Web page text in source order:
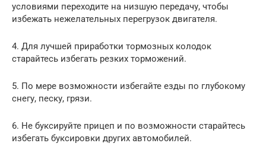
условиями переходите на низшую передачу, чтобы
избежать нежелательных перегрузок двигателя.
4. Для лучшей приработки тормозных колодок
старайтесь избегать резких торможений.
5. По мере возможности избегайте езды по глубокому
снегу, песку, грязи.
6. Не буксируйте прицеп и по возможности старайтесь
избегать буксировки других автомобилей.